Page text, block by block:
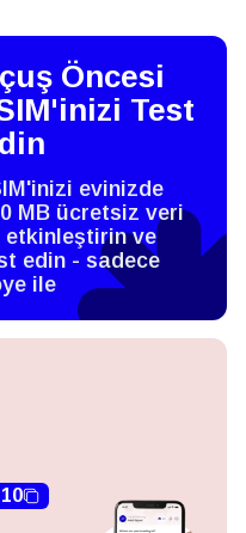
Öncesi
Test
evinizde
MB ücretsiz veri
etkinleştirin ve
edin - sadece
ile